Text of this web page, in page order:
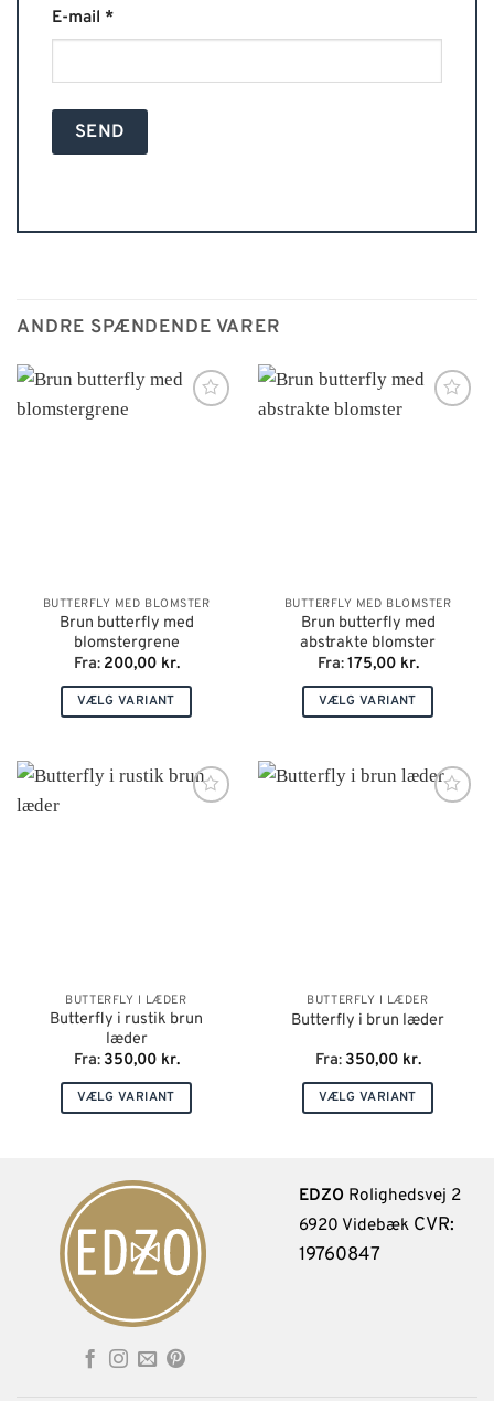
E-mail *
ANDRE SPÆNDENDE VARER
BUTTERFLY MED BLOMSTER
Brun butterfly med
blomstergrene
Fra: 200,00 kr.
VÆLG VARIANT
har
BUTTERFLY MED BLOMSTER
Brun butterfly med
abstrakte blomster
Fra:175,00 kr.
VÆLG VARIANT
har
BUTTERFLY I LÆDER
Butterfly i rustik brun
læder
Fra: 350,00 kr.
VÆLG VARIANT
har
varianter.
Mulighederne
kan
vælges
på
varesiden
BUTTERFLY I LÆDER
Butterfly i brun læder
Fra: 350,00 kr.
VÆLG VARIANT
flere
varianter.
Mulighederne
EDZO Rolighedsvej 2
6920 Videbæk CVR:
19760847